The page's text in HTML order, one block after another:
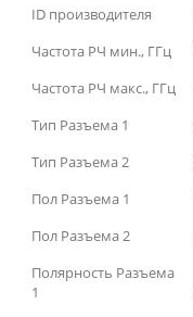
ID производителя
Частота РЧ мин., ГГц
Частота РЧ макс., ГГц
Тип Разъема 1
Тип Разъема 2
Пол Разъема 1
Пол Разъема 2
Полярность Разъема
1